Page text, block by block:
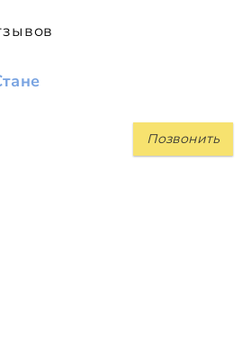
Позвонить